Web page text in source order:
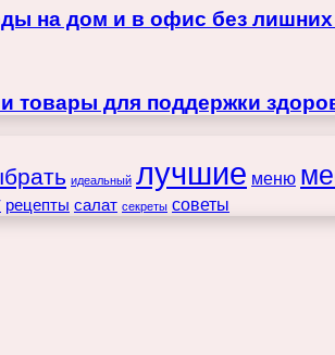
на дом и в офис без лишних
товары для поддержки
идеальный лучшие меню
рецепты салат секреты советы